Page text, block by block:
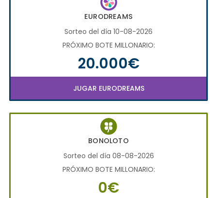
EURODREAMS
Sorteo del día 10-08-2026
PRÓXIMO BOTE MILLONARIO:
20.000€
JUGAR EURODREAMS
BONOLOTO
Sorteo del día 08-08-2026
PRÓXIMO BOTE MILLONARIO:
0€